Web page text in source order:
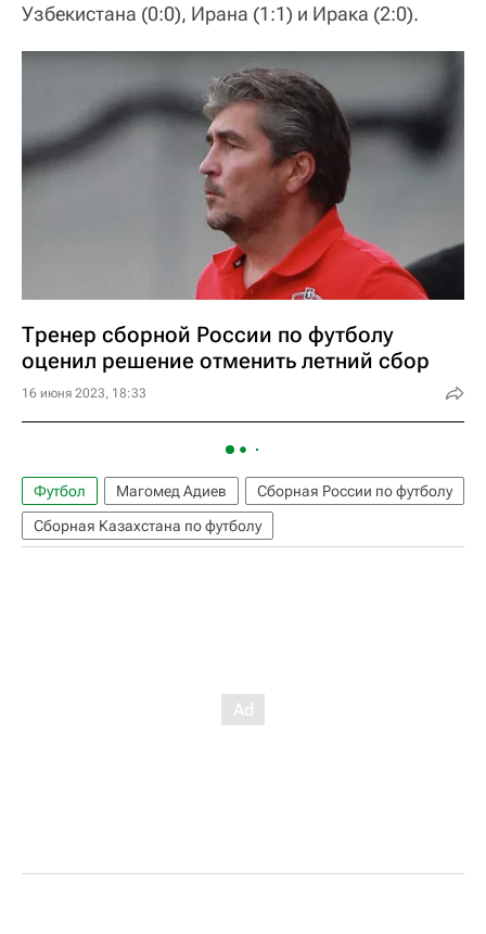
Узбекистана (0:0), Ирана (1:1) и Ирака (2:0).
Тренер сборной России по футболу
оценил решение отменить летний сбор
16 июня 2023, 18:33
Футбол Магомед Адиев
Сборная России по футболу
Сборная Казахстана по футболу